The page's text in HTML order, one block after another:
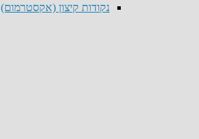
נקודות קיצון (אקסטרמום)